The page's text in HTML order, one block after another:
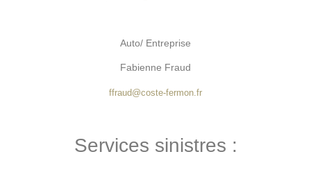
Auto/ Entreprise
Fabienne Fraud
ffraud@coste-fermon.fr
Services sinistres :